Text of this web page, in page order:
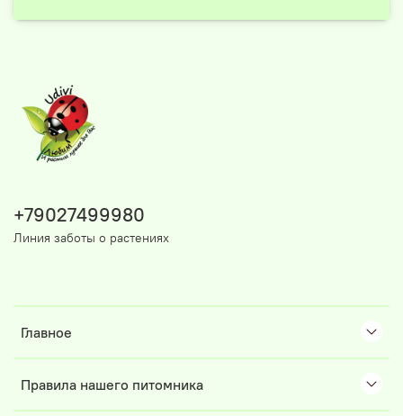
Главное
Правила нашего питомника
+79027499980
Линия заботы о растениях